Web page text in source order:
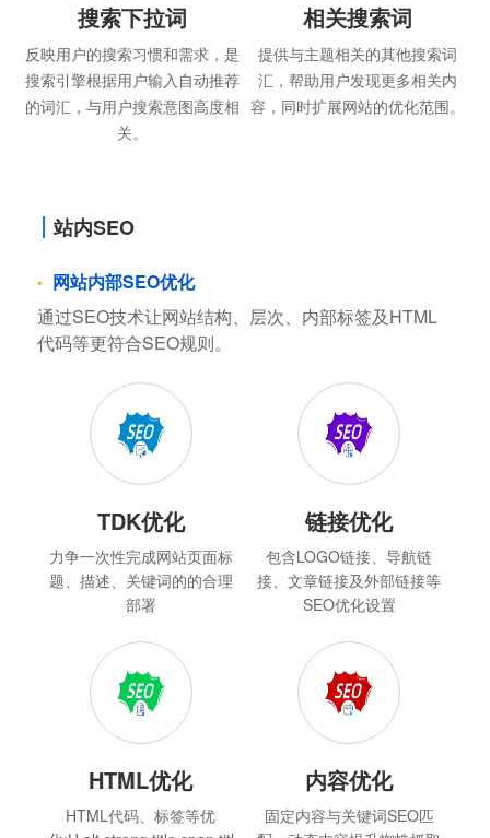
搜索下拉词
反映用户的搜索习惯和需求，是
搜索引擎根据用户输入自动推荐
的词汇，与用户搜索意图高度相
关。
相关搜索词
提供与主题相关的其他搜索词
汇，帮助用户发现更多相关内
容，同时扩展网站的优化范围。
站内SEO
网站内部SEO优化
通过SEO技术让网站结构、层次、内部标签及HTML
代码等更符合SEO规则。
TDK优化
力争一次性完成网站页面标
题、描述、关键词的的合理
部署
链接优化
包含LOGO链接、导航链
接、文章链接及外部链接等
SEO优化设置
HTML优化
HTML代码、标签等优
内容优化
固定内容与关键词SEO匹